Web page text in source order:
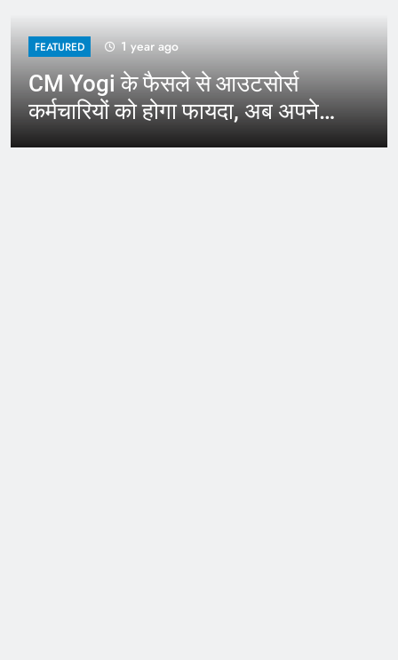
FEATURED 1 year ago
CM Yogi के फैसले से आउटसोर्स
कर्मचारियों को होगा फायदा, अब अपने
जिले में कर सकेंगे काम